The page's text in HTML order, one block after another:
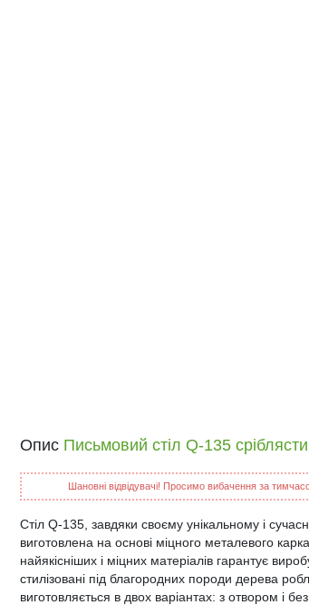
Опис Письмовий стіл Q-135
Шановні відвідувачі! Просимо вибачення за
Стіл Q-135, завдяки своєму унікальному і
виготовлена на основі міцного металевого
найякісніших і міцних матеріалів гарантує
стилізовані під благородних породи дерева
виготовляється в двох варіантах: з отвором і